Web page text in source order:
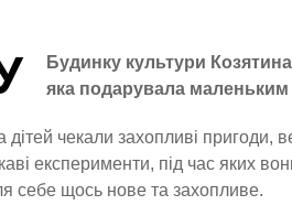
Будинку культури
яка подарувала маленьким
дітей чекали захопливі пригоди,
експерименти, під час яких
себе щось нове та захопливе.